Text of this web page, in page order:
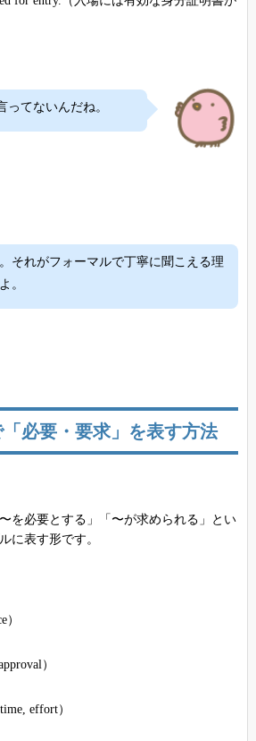
ってないんだね。
それがフォーマルで丁寧に聞こえる理
。
必要・要求」を表す方法
〜を必要とする」「〜が求められる」とい
に表す形です。
）
effort）